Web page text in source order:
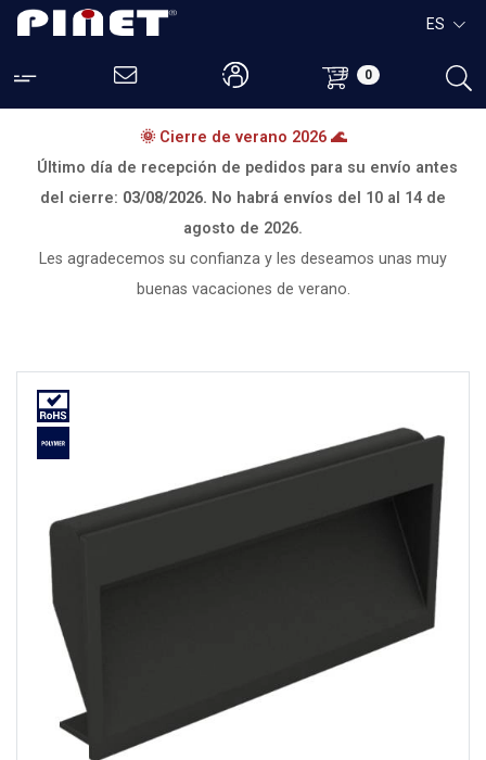
0
ES
🌞 Cierre de verano 2026 🌊
Último día de recepción de pedidos para su envío antes
del cierre: 03/08/2026. No habrá envíos del 10 al 14 de
agosto de 2026.
Les agradecemos su confianza y les deseamos unas muy
buenas vacaciones de verano.